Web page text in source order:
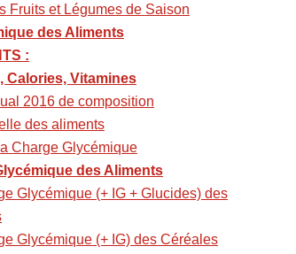
Fruits et Légumes de Saison
des Aliments
:
Calories, Vitamines
2016 de composition
des aliments
Charge Glycémique
des Aliments
Glycémique (+ IG + Glucides) des
Glycémique (+ IG) des Céréales